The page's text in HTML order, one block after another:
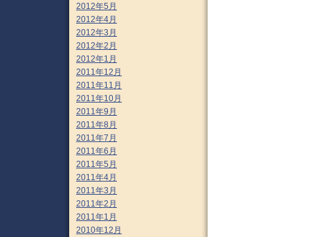
2012年5月
2012年4月
2012年3月
2012年2月
2012年1月
2011年12月
2011年11月
2011年10月
2011年9月
2011年8月
2011年7月
2011年6月
2011年5月
2011年4月
2011年3月
2011年2月
2011年1月
2010年12月